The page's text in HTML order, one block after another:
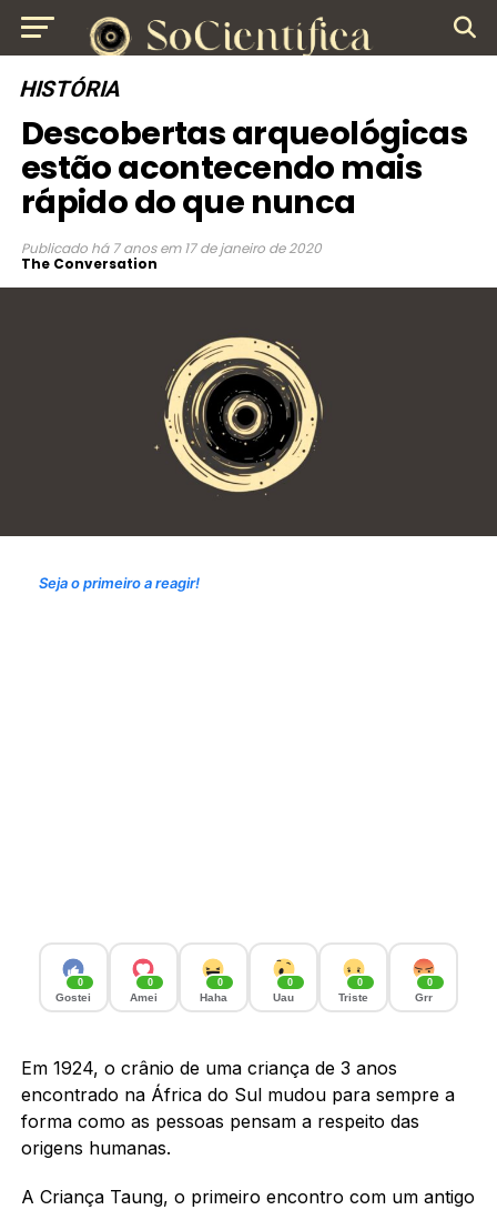
HISTÓRIA
Descobertas arqueológicas
estão acontecendo mais
rápido do que nunca
Publicado há 7 anos em 17 de janeiro de 2020
The Conversation
Seja o primeiro a reagir!
0
Gostei
0
Amei
0
Haha
0
Uau
0
Triste
0
Grr
Em 1924, o crânio de uma criança de 3 anos
encontrado na África do Sul mudou para sempre a
forma como as pessoas pensam a respeito das
origens humanas.
A Criança Taung, o primeiro encontro com um antigo